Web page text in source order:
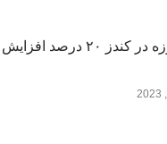
حاصلات خربوزه در کندز ۲۰ درصد افزایش